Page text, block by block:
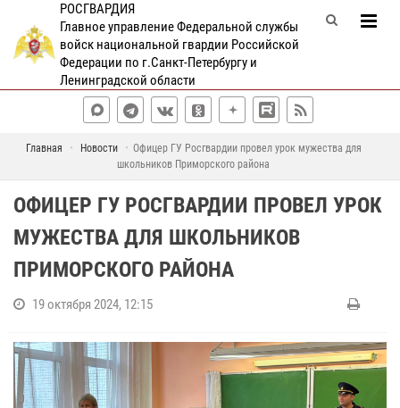
РОСГВАРДИЯ
Главное управление Федеральной службы
войск национальной гвардии Российской
Федерации по г.Санкт-Петербургу и
Ленинградской области
Главная Новости
Офицер ГУ Росгвардии провел урок мужества для
школьников Приморского района
ОФИЦЕР ГУ РОСГВАРДИИ ПРОВЕЛ УРОК
МУЖЕСТВА ДЛЯ ШКОЛЬНИКОВ
ПРИМОРСКОГО РАЙОНА
19 октября 2024, 12:15